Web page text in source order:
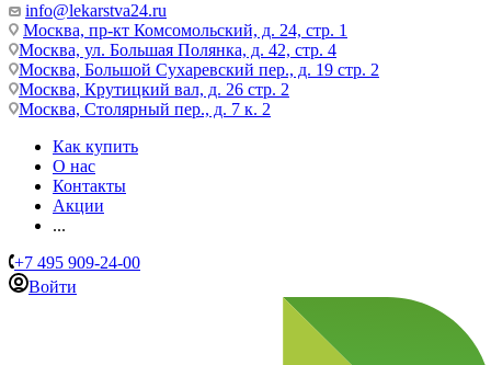
info@lekarstva24.ru
Москва, пр-кт Комсомольский, д. 24, стр. 1
Москва, ул. Большая Полянка, д. 42, стр. 4
Москва, Большой Сухаревский пер., д. 19 стр. 2
Москва, Крутицкий вал, д. 26 стр. 2
Москва, Столярный пер., д. 7 к. 2
Как купить
О нас
Контакты
Акции
...
+7 495 909-24-00
Войти